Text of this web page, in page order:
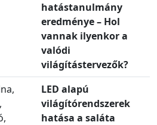
hatástanulmány
eredménye – Hol
vannak ilyenkor a
valódi
világítástervezők?
LED alapú
világítórendszerek
hatása a saláta